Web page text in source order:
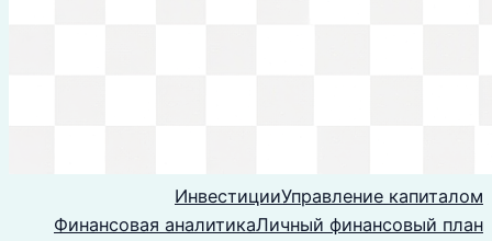
ИнвестицииУправление капиталом
Финансовая аналитикаЛичный финансовый план